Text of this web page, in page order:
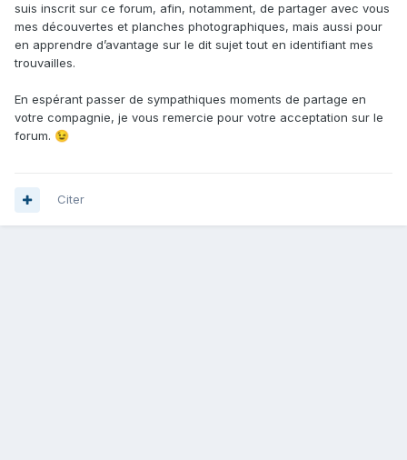
suis inscrit sur ce forum, afin, notamment, de partager avec vous
mes découvertes et planches photographiques, mais aussi pour
en apprendre d’avantage sur le dit sujet tout en identifiant mes
trouvailles.
En espérant passer de sympathiques moments de partage en
votre compagnie, je vous remercie pour votre acceptation sur le
forum. 😉
Citer